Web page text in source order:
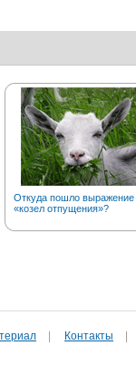
Откуда пошло выражение
«козел отпущения»?
Контакты